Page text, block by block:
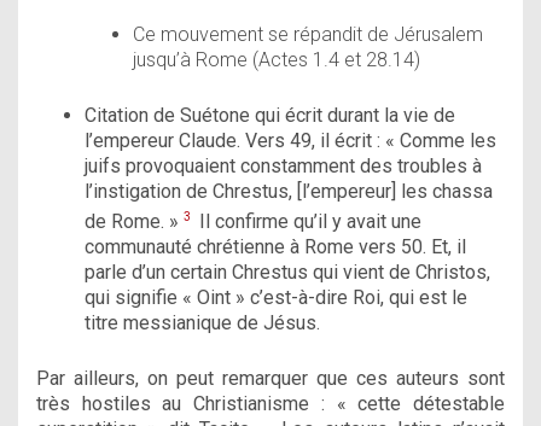
Ce mouvement se répandit de Jérusalem
jusqu’à Rome (Actes 1.4 et 28.14)
Citation de Suétone qui écrit durant la vie de
l’empereur Claude. Vers 49, il écrit : « Comme les
juifs provoquaient constamment des troubles à
l’instigation de Chrestus, [l’empereur] les chassa
de Rome. » 3
Il confirme qu’il y avait une
communauté chrétienne à Rome vers 50. Et, il
parle d’un certain Chrestus qui vient de Christos,
qui signifie « Oint » c’est-à-dire Roi, qui est le
titre messianique de Jésus.
Par ailleurs, on peut remarquer que ces auteurs sont
très hostiles au Christianisme : « cette détestable